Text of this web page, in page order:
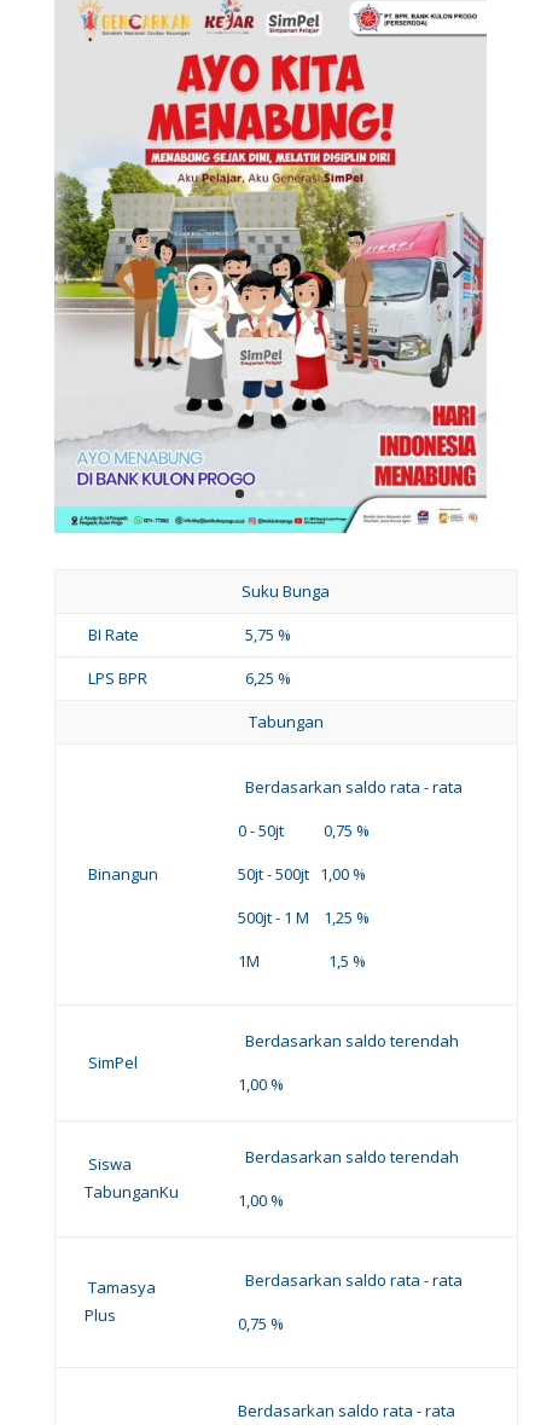
Suku Bunga
BI Rate
5,75 %
LPS BPR
6,25 %
Tabungan
Binangun
Berdasarkan saldo rata - rata
0 - 50jt 0,75 %
50jt - 500jt 1,00 %
500jt - 1 M 1,25 %
1M 1,5 %
SimPel
Berdasarkan saldo terendah
1,00 %
Siswa
TabunganKu
Berdasarkan saldo terendah
1,00 %
Tamasya
Plus
Berdasarkan saldo rata - rata
0,75 %
Berdasarkan saldo rata - rata